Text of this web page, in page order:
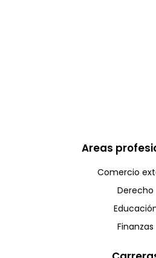
Areas
Comercio
Derecho
Finanzas